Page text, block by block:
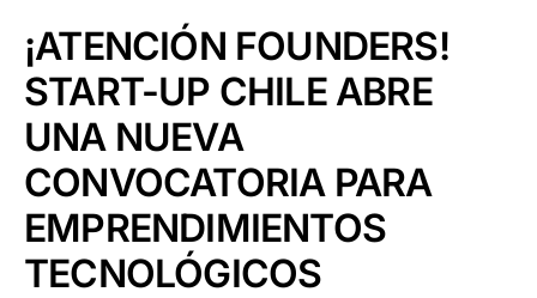
¡ATENCIÓN FOUNDERS!
START-UP CHILE ABRE
UNA NUEVA
CONVOCATORIA PARA
EMPRENDIMIENTOS
TECNOLÓGICOS